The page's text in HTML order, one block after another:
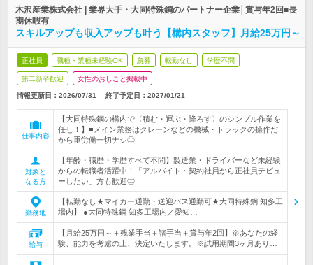
木沢産業株式会社 | 業界大手・大同特殊鋼のパートナー企業│賞与年2回■長
期休暇有
スキルアップも収入アップも叶う【構内スタッフ】月給25万円～
正社員 職種・業種未経験OK 急募 転勤なし 学歴不問
第二新卒歓迎 女性のおしごと掲載中
情報更新日：2026/07/31 終了予定日： 2027/01/21
仕事内容
【大同特殊鋼の構内で〈積む・運ぶ・降ろす〉のシンプル作業を
任せ！】■メイン業務はクレーンなどの機械・トラックの操作だ
から重労働一切ナシ◎
対象と
なる方
【年齢・職歴・学歴すべて不問】製造業・ドライバーなど未経験
からの転職者活躍中！「アルバイト・契約社員から正社員デビュ
ーしたい」方も歓迎◎
勤務地
【転勤なし★マイカー通勤・送迎バス通勤可★大同特殊鋼 知多工
場内】 ●大同特殊鋼 知多工場内／愛知…
給与
【月給25万円～＋残業手当＋諸手当＋賞与年2回】※あなたの経
験、能力を考慮の上、決定いたします。※試用期間3ヶ月あり…